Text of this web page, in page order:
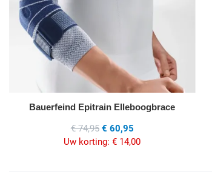
Bauerfeind Epitrain Elleboogbrace
€ 74,95 € 60,95
Uw korting:€ 14,00